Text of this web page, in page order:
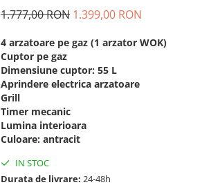
1.777,00 RON 1.399,00 RON
4 arzatoare pe gaz (1 arzator WOK)
Cuptor pe gaz
Dimensiune cuptor: 55 L
Aprindere electrica arzatoare
Grill
Timer mecanic
Lumina interioara
Culoare: antracit
IN STOC
Durata de livrare: 24-48h